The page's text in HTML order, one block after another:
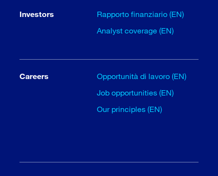
Investors
Rapporto finanziario (EN)
Analyst coverage (EN)
Careers
Opportunità di lavoro (EN)
Job opportunities (EN)
Our principles (EN)